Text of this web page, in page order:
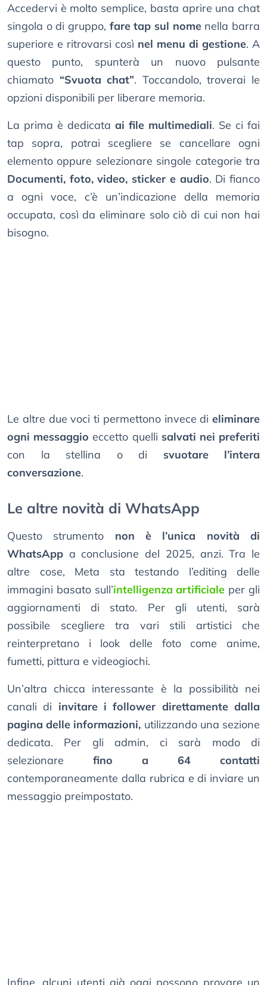
Accedervi è molto semplice, basta aprire una chat
singola o di gruppo, fare tap sul nomenella barra
superiore e ritrovarsi così nel menu di gestione. A
questo punto, spunterà un nuovo pulsante
chiamato “Svuota chat”. Toccandolo, troverai le
opzioni disponibili per liberare memoria.
La prima è dedicata ai file multimediali. Se ci fai
tap sopra, potrai scegliere se cancellare ogni
elemento oppure selezionare singole categorie tra
Documenti, foto, video, sticker e audio. Di fianco
a ogni voce, c’è un’indicazione della memoria
occupata, così da eliminare solo ciò di cui non hai
bisogno.
Le altre due voci ti permettono invece di eliminare
ogni messaggio eccetto quelli salvati nei preferiti
con la stellina o di svuotare l’intera
conversazione.
Le altre novità di WhatsApp
Questo strumento non è l’unica novità di
WhatsApp a conclusione del 2025, anzi. Tra le
altre cose, Meta sta testando l’editing delle
immagini basato sull’intelligenza artificiale per gli
aggiornamenti di stato. Per gli utenti, sarà
possibile scegliere tra vari stili artistici che
reinterpretano i look delle foto come anime,
fumetti, pittura e videogiochi.
Un’altra chicca interessante è la possibilità nei
canali di invitare i follower direttamente dalla
pagina delle informazioni, utilizzando una sezione
dedicata. Per gli admin, ci sarà modo di
selezionare fino a 64 contatti
contemporaneamente dalla rubrica e di inviare un
messaggio preimpostato.